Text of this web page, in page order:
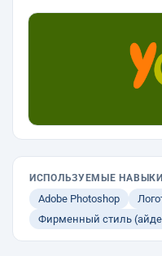
ИСПОЛЬЗУЕМЫЕ НАВЫКИ
Adobe Photoshop
Фирменный стиль